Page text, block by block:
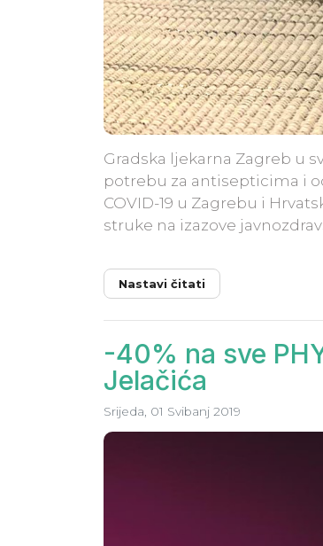
Gradska ljekarna Zagreb u
potrebu za antisepticima i
COVID-19 u Zagrebu i
struke na izazove
Nastavi čitati
-40% na sve
Jelačića
Srijeda, 01 Svibanj 2019